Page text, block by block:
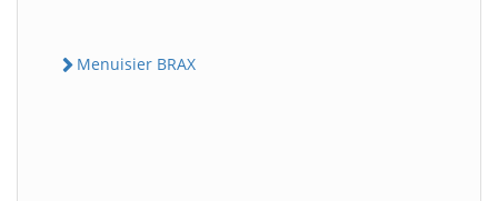
Menuisier BRAX